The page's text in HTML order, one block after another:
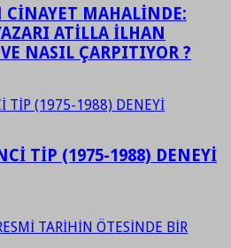
CİNAYET MAHALİNDE:
ATİLLA İLHAN
NASIL ÇARPITIYOR ?
TİP (1975-1988) DENEYİ